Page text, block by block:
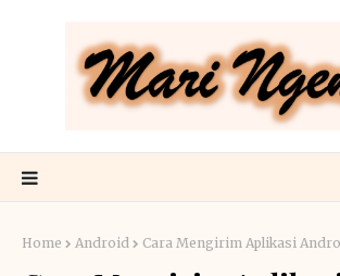
Home Android Cara Mengirim Aplikasi